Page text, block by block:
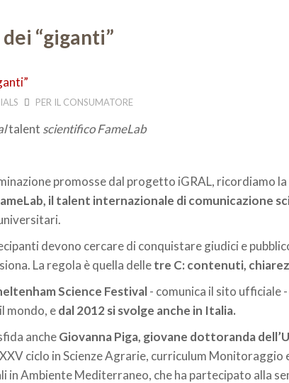
“giganti”
IALS PER IL CONSUMATORE
talent scientifico FameLab
promosse dal progetto iGRAL, ricordiamo
il talent internazionale di comunicazione
devono cercare di conquistare giudici e
La regola è quella delletre C: contenuti,
Science Festival- comunica il sito ufficiale
mondo, edal 2012 si svolge anche in Italia.
ancheGiovanna Piga, giovane dottoranda
ciclo in Scienze Agrarie, curriculum Monitoraggio
Ambiente Mediterraneo, che ha partecipato alla